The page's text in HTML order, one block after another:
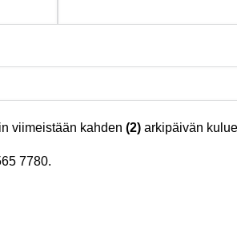
viimeistään kahden (2) arkipäivän
7780.